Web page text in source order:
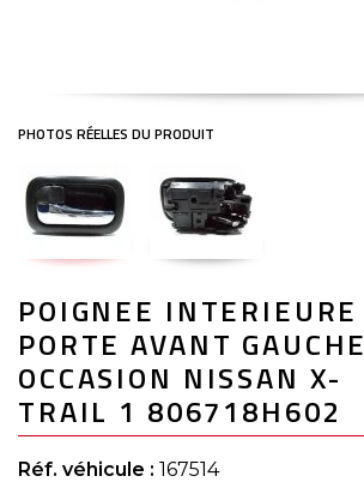
to
the
beginning
of
the
images
gallery
POIGNEE INTERIEURE
PORTE AVANT GAUCHE
OCCASION NISSAN X-
TRAIL 1 806718H602
Réf. véhicule : 167514